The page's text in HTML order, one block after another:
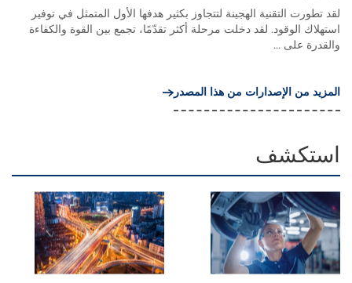
لقد تطورت التقنية الهجينة لتتجاوز بكثير هدفها الأول المتمثل في توفير
استهلاك الوقود. لقد دخلت مرحلة أكثر تقدّمًا، تجمع بين القوة والكفاءة
والقدرة على ...
المزيد من الإصدارات من هذا المصدر
استكشف